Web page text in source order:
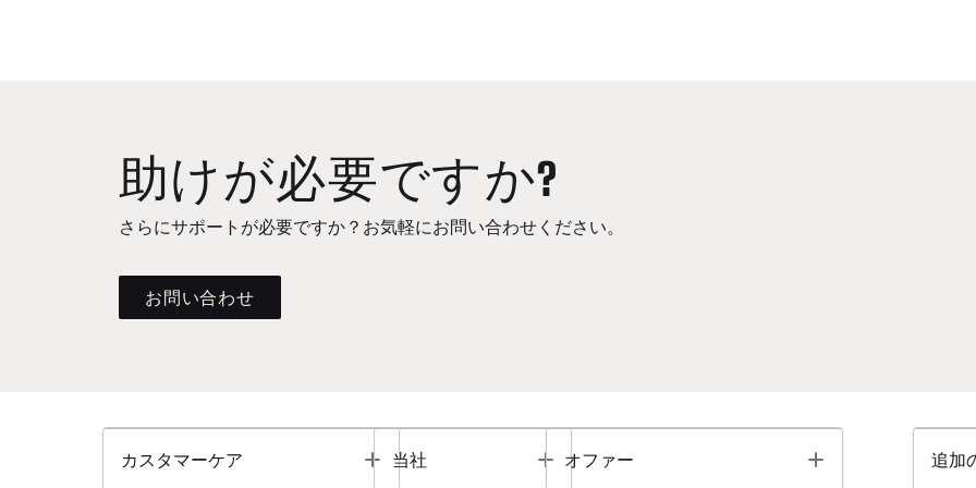
助けが必要ですか?
さらにサポートが必要ですか？お気軽にお問い合わせください。
お問い合わせ
カスタマーケア Toggle
当社 Toggle
オファー Toggle 追加